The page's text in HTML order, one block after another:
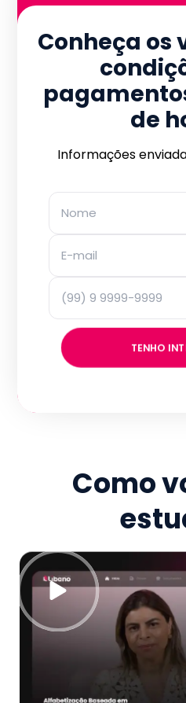
Conheça os
de
Informações
TENHO
Como